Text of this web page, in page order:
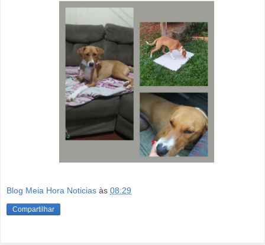
Blog Meia Hora Noticias às 08:29
Compartilhar